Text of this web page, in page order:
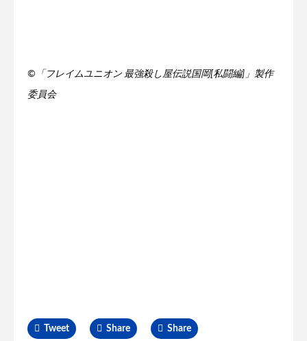
©「フレイムユニオン 最強殺し屋伝説国岡[私闘編]」製作
委員会
Tweet Share Share